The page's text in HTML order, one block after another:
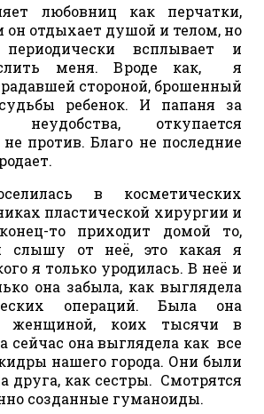
любовниц как перчатки,
отдыхает душой и телом, но
всплывает и
меня. Вроде как, я
стороной, брошенный
ребенок. И папаня за
неудобства, откупается
против. Благо не последние
в косметических
пластической хирургии и
то приходит домой то,
слышу от неё, это какая я
я только уродилась. В неё и
она забыла, как выглядела
операций. Была она
женщиной, коих тысячи в
сейчас она выглядела как все
нашего города. Они были
друга, как сестры. Смотрятся
созданные гуманоиды.